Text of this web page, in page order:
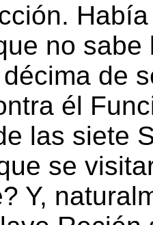
no
de
él
las siete
se
Y,